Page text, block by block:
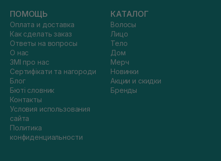
ПОМОЩЬ
Оплата и доставка
Как сделать заказ
Ответы на вопросы
О нас
ЗМІ про нас
Сертифікати та нагороди
Блог
Бюті словник
Контакты
Условия использования
сайта
Политика
конфиденциальности
КАТАЛОГ
Волосы
Лицо
Тело
Дом
Мерч
Новинки
Акции и скидки
Бренды